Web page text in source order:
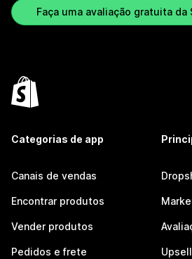
Faça uma avaliação gratuita da
Categorias de app
Canais de vendas
Encontrar produtos
Vender produtos
Pedidos e frete